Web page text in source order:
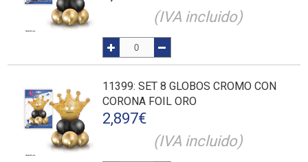
(IVA incluido)
11399: SET 8 GLOBOS CROMO CON
CORONA FOIL ORO
2,897€
(IVA incluido)